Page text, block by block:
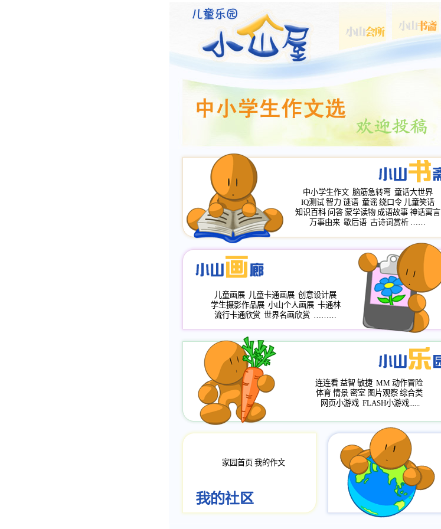
中小学生作文 脑筋急转弯 童话大世界
IQ测试 智力 谜语 童谣 绕口令 儿童笑话
知识百科 问答 蒙学读物 成语故事 神话寓言
万事由来 歇后语 古诗词赏析 ……
儿童画展 儿童卡通画展 创意设计展
学生摄影作品展 小山个人画展 卡通林
流行卡通欣赏 世界名画欣赏 ………
连连看 益智 敏捷 MM 动作冒险
体育 情景 密室 图片观察 综合类
网页小游戏 FLASH小游戏......
家园首页 我的作文